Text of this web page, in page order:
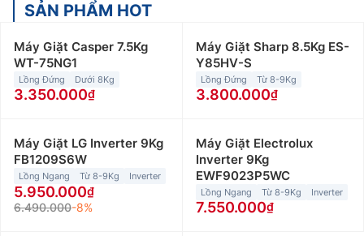
SẢN PHẨM HOT
Máy Giặt Casper 7.5Kg
WT-75NG1
Lồng Đứng Dưới 8Kg
3.350.000
Máy Giặt Sharp 8.5Kg ES-
Y85HV-S
Lồng Đứng Từ 8-9Kg
3.800.000
Máy Giặt LG Inverter 9Kg
FB1209S6W
Lồng Ngang Từ 8-9Kg Inverter
5.950.000
6.490.000-8%
Máy Giặt Electrolux
Inverter 9Kg
EWF9023P5WC
Lồng Ngang Từ 8-9Kg Inverter
7.550.000